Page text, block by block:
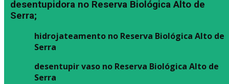
desentupidora no Reserva Biológica Alto de
Serra;
hidrojateamento no Reserva Biológica Alto de
Serra
desentupir vaso no Reserva Biológica Alto de
Serra